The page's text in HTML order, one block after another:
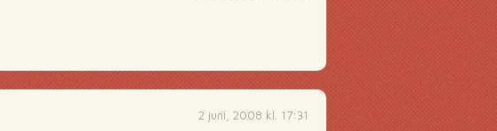
2 juni, 2008 kl. 17:31